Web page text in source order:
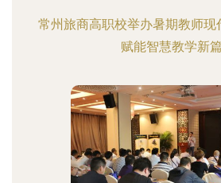
常州旅商高职校举办暑期教师现
赋能智慧教学新